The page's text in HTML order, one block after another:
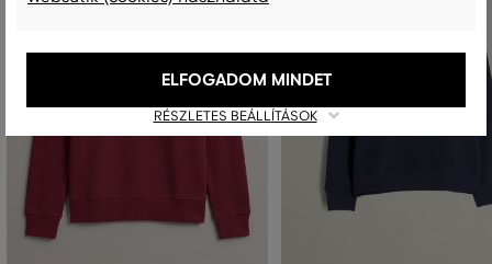
RÉSZLETES BEÁLLÍTÁSOK
ELFOGADOM MINDET